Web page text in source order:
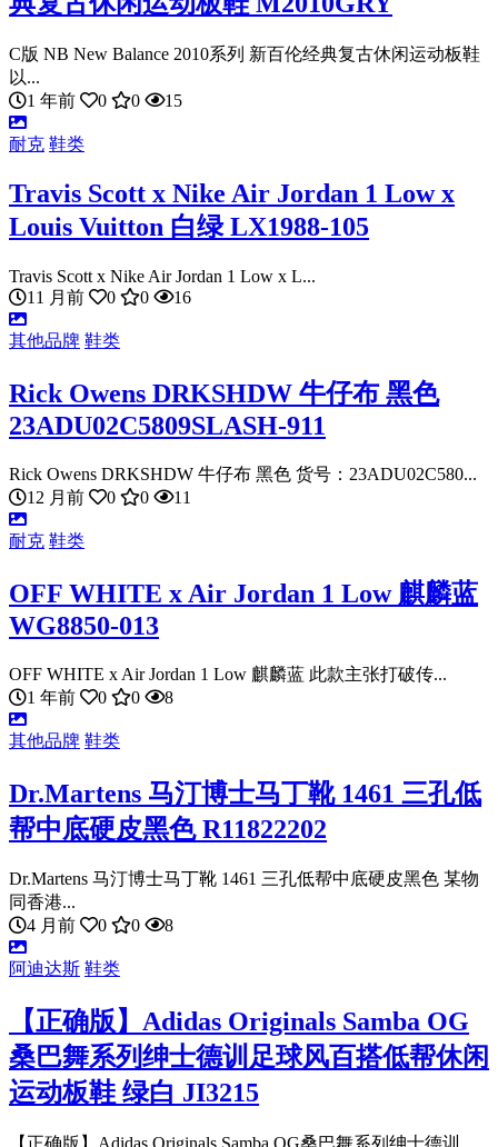
C版 NB New Balance 2010系列 新百伦经典复古休闲运动板鞋
以...
1 年前
0 0 15
耐克 鞋类
Travis Scott x Nike Air Jordan 1 Low x
Louis Vuitton 白绿 LX1988-105
Travis Scott x Nike Air Jordan 1 Low x L...
11 月前
0 0 16
其他品牌 鞋类
Rick Owens DRKSHDW 牛仔布 黑色
23ADU02C5809SLASH-911
Rick Owens DRKSHDW 牛仔布 黑色 货号：23ADU02C580...
12 月前
0 0 11
耐克 鞋类
OFF WHITE x Air Jordan 1 Low 麒麟蓝
WG8850-013
OFF WHITE x Air Jordan 1 Low 麒麟蓝 此款主张打破传...
1 年前
0 0 8
其他品牌 鞋类
Dr.Martens 马汀博士马丁靴 1461 三孔低
帮中底硬皮黑色 R11822202
Dr.Martens 马汀博士马丁靴 1461 三孔低帮中底硬皮黑色 某物
同香港...
4 月前
0 0 8
阿迪达斯 鞋类
【正确版】Adidas Originals Samba OG
桑巴舞系列绅士德训足球风百搭低帮休闲
运动板鞋 绿白 JI3215